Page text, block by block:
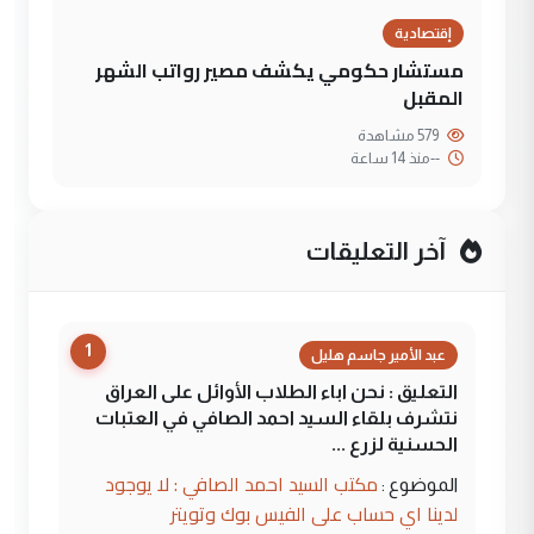
إقتصادية
مستشار حكومي يكشف مصير رواتب الشهر
المقبل
--منذ 14 ساعة
آخر التعليقات
1 عبد الأمير جاسم هليل
التعليق : نحن اباء الطلاب الأوائل على العراق
نتشرف بلقاء السيد احمد الصافي في العتبات
الحسنية لزرع ...
الموضوع : مكتب السيد احمد الصافي : لا يوجود
لدينا اي حساب على الفيس بوك وتويتر